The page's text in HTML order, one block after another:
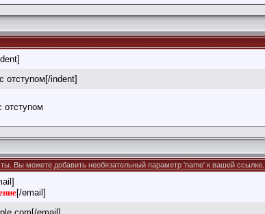
отступом[/indent]
отступом
Вы можете добавить необязательный параметр 'name' к вашей ссылке.
[/email]